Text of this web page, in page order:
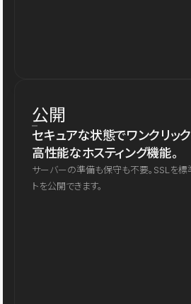
公開
セキュアな状態でワンクリッ
高性能なホスティング機能。
サーバーの準備も保守も不要。SSLを標
トを公開できます。